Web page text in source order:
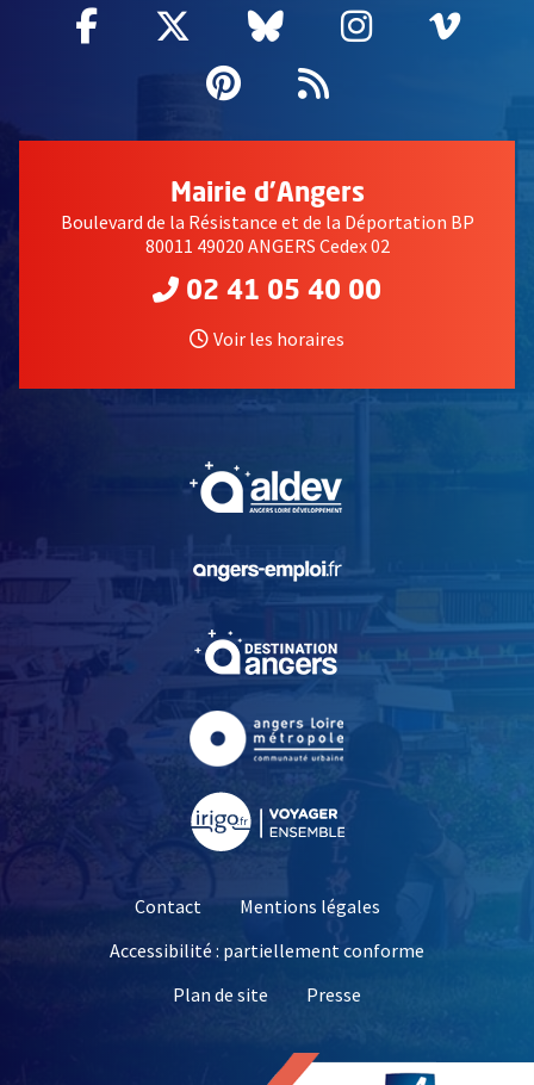
Facebook
, Ouvre une nouvelle fenêtre
Twitter
, Ouvre une nouvelle
Bluesky
, Ouvre une
Instagram
, Ouvre
,
Pinterest
, Ouvre une
Flux RSS
Mairie d'Angers
Boulevard de la Résistance et de la Déportation BP
80011 49020 ANGERS Cedex 02
02 41 05 40 00
Voir les horaires
, Ouvre une nouvelle
, Ouvre une nouvelle
Contact
Mentions légales
Accessibilité : partiellement conforme
Plan de site
Presse